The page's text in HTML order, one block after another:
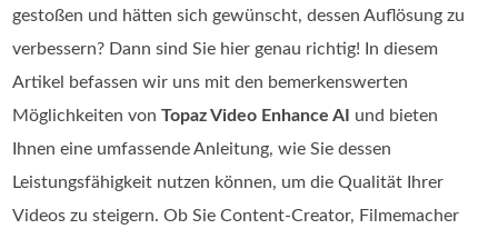
gestoßen und hätten sich gewünscht, dessen Auflösung zu
verbessern? Dann sind Sie hier genau richtig! In diesem
Artikel befassen wir uns mit den bemerkenswerten
Möglichkeiten vonTopaz Video Enhance AI
und bieten
Ihnen eine umfassende Anleitung, wie Sie dessen
Leistungsfähigkeit nutzen können, um die Qualität Ihrer
Videos zu steigern. Ob Sie Content-Creator, Filmemacher